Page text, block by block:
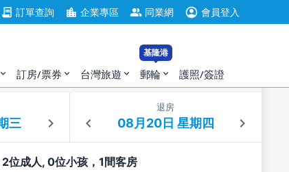
contract 訂單查詢 location_city 企業專區 group 同業網 account_circle 會員登入
expand_more 訂房/票券 expand_more 台灣旅遊 expand_more
基隆港
郵輪 expand_more 護照/簽證
退房
2位成人, 0位小孩，1間客房